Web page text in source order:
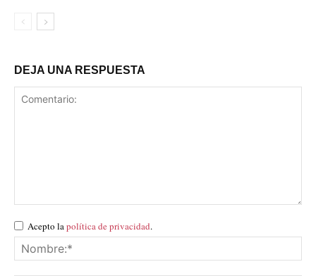
DEJA UNA RESPUESTA
Acepto la política de privacidad.